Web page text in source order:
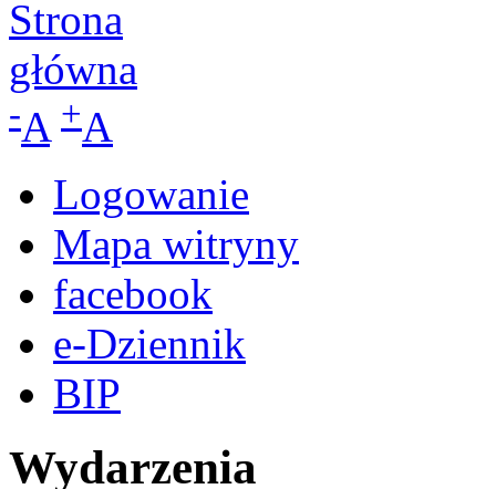
-A +A
Logowanie
Mapa witryny
facebook
e-Dziennik
BIP
Wydarzenia